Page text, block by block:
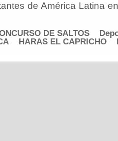
de América Latina
DE SALTOS
HARAS EL CAPRICHO